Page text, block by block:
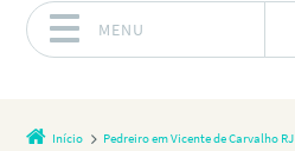
MENU
Início Pedreiro em Vicente de Carvalho RJ